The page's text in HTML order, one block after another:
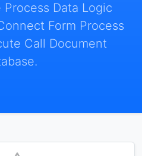
Data Logic
Form Process
Call Document